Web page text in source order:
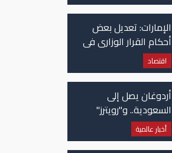
الإمارات: تعديل بعض
أحكام القرار الوزاري في
شأن الضريبة على
الشركات والأعمال
اقتصاد
أردوغان يصل إلى
السعودية.. و"رويترز"
تكشف تفاصيل الاتفاق
المرتقب
أخبار عالمية